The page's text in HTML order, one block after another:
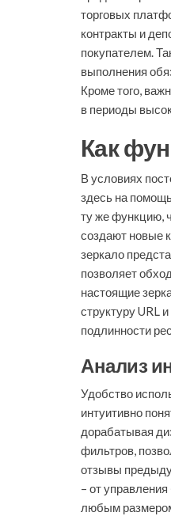
торговых
контракты и
покупателем.
выполнения
Кроме того,
в периоды
Как
В условиях
здесь на
ту же функцию,
создают новые
зеркало
позволяет
настоящие
структуру URL
подлинности
Анализ
Удобство
интуитивно
дорабатывая
фильтров,
отзывы
– от
любым